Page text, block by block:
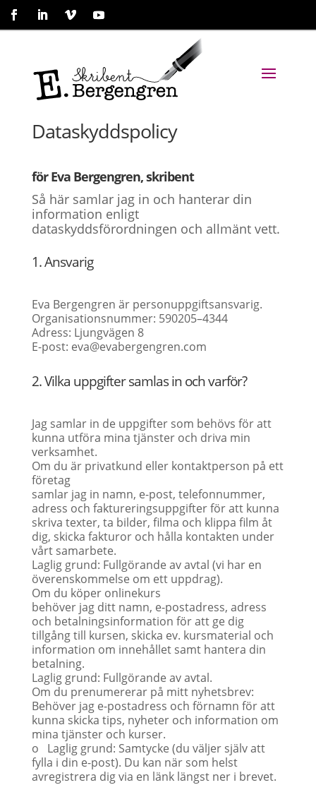
Dataskyddspolicy
för Eva Bergengren, skribent
Så här samlar jag in och hanterar din
information enligt
dataskyddsförordningen och allmänt vett.
1. Ansvarig
Eva Bergengren är personuppgiftsansvarig.
Organisationsnummer: 590205–4344
Adress: Ljungvägen 8
E-post: eva@evabergengren.com
2. Vilka uppgifter samlas in och varför?
Jag samlar in de uppgifter som behövs för att
kunna utföra mina tjänster och driva min
verksamhet.
Om du är privatkund eller kontaktperson på ett
företag
samlar jag in namn, e-post, telefonnummer,
adress och faktureringsuppgifter för att kunna
skriva texter, ta bilder, filma och klippa film åt
dig, skicka fakturor och hålla kontakten under
vårt samarbete.
Laglig grund: Fullgörande av avtal (vi har en
överenskommelse om ett uppdrag).
Om du köper onlinekurs
behöver jag ditt namn, e-postadress, adress
och betalningsinformation för att ge dig
tillgång till kursen, skicka ev. kursmaterial och
information om innehållet samt hantera din
betalning.
Laglig grund: Fullgörande av avtal.
Om du prenumererar på mitt nyhetsbrev:
Behöver jag e-postadress och förnamn för att
kunna skicka tips, nyheter och information om
mina tjänster och kurser.
o Laglig grund: Samtycke (du väljer själv att
fylla i din e-post). Du kan när som helst
avregistrera dig via en länk längst ner i brevet.